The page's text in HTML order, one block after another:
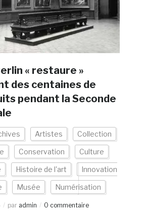
« restaure »
des centaines de
pendant la Seconde
Artistes Collection
Conservation Culture
Histoire de l'art Innovation
Musée Numérisation
par admin 0 commentaire